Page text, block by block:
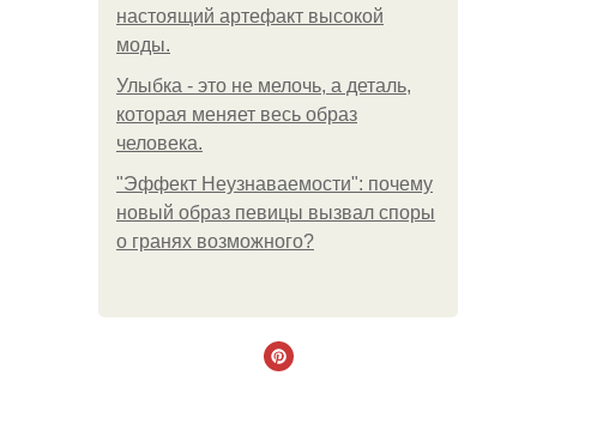
настоящий артефакт высокой
моды.
Улыбка - это не мелочь, а деталь,
которая меняет весь образ
человека.
"Эффект Неузнаваемости": почему
новый образ певицы вызвал споры
о гранях возможного?